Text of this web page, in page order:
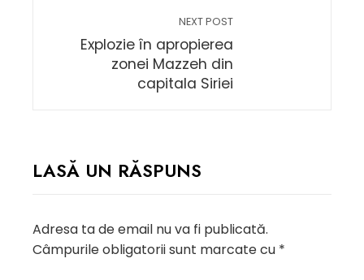
NEXT POST
Explozie în apropierea
zonei Mazzeh din
capitala Siriei
LASĂ UN RĂSPUNS
Adresa ta de email nu va fi publicată.
Câmpurile obligatorii sunt marcate cu *